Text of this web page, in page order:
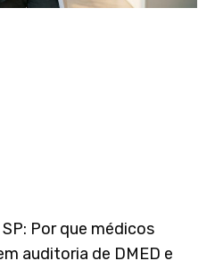
Por que médicos
auditoria de DMED e